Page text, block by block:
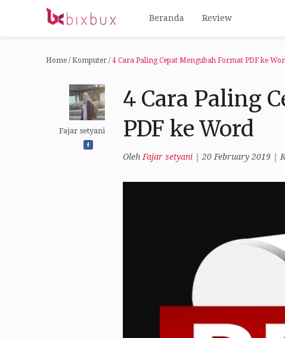
Beranda Review
Home /Komputer /4 Cara Paling Cepat Mengubah Format PDF ke
Fajar setyani
4 Cara Paling
PDF ke Word
Oleh Fajar setyani| 20 February 2019|